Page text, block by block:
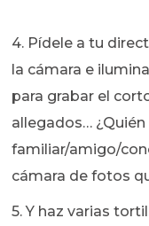
4. Pídele a tu
la cámara e
para grabar el
allegados…
familiar/amigo/
cámara de fotos
5. Y haz varias